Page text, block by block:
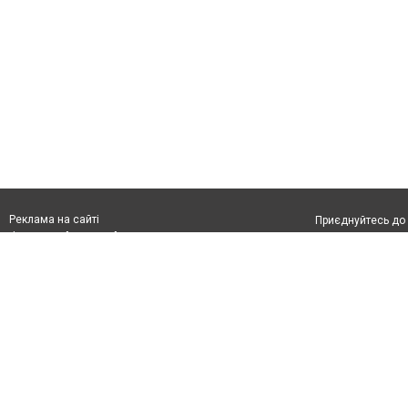
Реклама на сайті
Франшиза "CitySites"
Приєднуйтесь до